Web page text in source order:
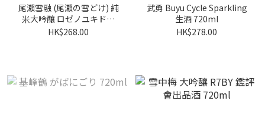
尾瀨雪融 (尾瀨の雪どけ) 純
米大吟釀 ロゼノユキドケ
720ml
HK$268.00
武勇 Buyu Cycle Sparkling
生酒 720ml
HK$278.00